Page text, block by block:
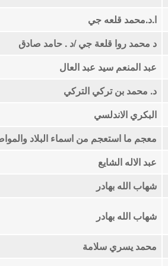
ا.د.محمد قلعه جي
د محمد روا قلعة جي /د . حامد صادق
عبد المنعم سيد عبد العال
د. محمد بن تركي التركي
البكري الاندلسي
معجم ما استعجم من اسماء البلاد
عبد الاله الشايع
شهاب الله بهادر
شهاب الله بهادر
محمد يسري سلامة